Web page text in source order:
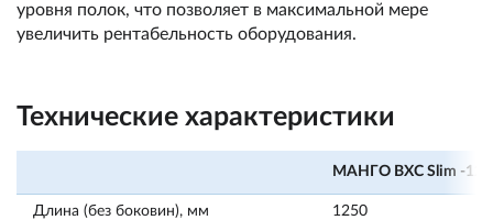
уровня полок, что позволяет в максимальной мере
увеличить рентабельность оборудования.
Технические характеристики
МАНГО ВХС Slim -
Длина (без боковин), мм 1250